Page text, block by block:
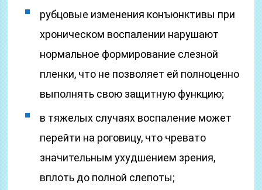
рубцовые изменения конъюнктивы при
хроническом воспалении нарушают
нормальное формирование слезной
пленки, что не позволяет ей полноценно
выполнять свою защитную функцию;
в тяжелых случаях воспаление может
перейти на роговицу, что чревато
значительным ухудшением зрения,
вплоть до полной слепоты;